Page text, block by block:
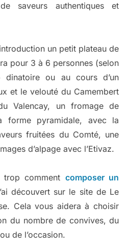
saveurs authentiques et
un petit plateau de
pour 3 à 6 personnes (selon
ou au cours d’un
et le velouté du Camembert
Valencay, un fromage de
forme pyramidale, avec la
fruitées du Comté, une
d’alpage avec l’Etivaz.
comment composer un
découvert sur le site de Le
Cela vous aidera à choisir
du nombre de convives, du
de l’occasion.